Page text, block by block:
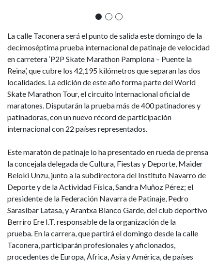
La calle Taconera será el punto de salida este domingo de la
decimoséptima prueba internacional de patinaje de velocidad
en carretera ‘P2P Skate Marathon Pamplona – Puente la
Reina’, que cubre los 42,195 kilómetros que separan las dos
localidades. La edición de este año forma parte del World
Skate Marathon Tour, el circuito internacional oficial de
maratones. Disputarán la prueba más de 400 patinadores y
patinadoras, con un nuevo récord de participación
internacional con 22 países representados.
Este maratón de patinaje lo ha presentado en rueda de prensa
la concejala delegada de Cultura, Fiestas y Deporte, Maider
Beloki Unzu, junto a la subdirectora del Instituto Navarro de
Deporte y de la Actividad Física, Sandra Muñoz Pérez; el
presidente de la Federación Navarra de Patinaje, Pedro
Sarasíbar Latasa, y Arantxa Blanco Garde, delclub deportivo
Berriro Ere I.T.responsable de la organización de la
prueba. En la carrera, que partirá el domingo desde la calle
Taconera, participarán profesionales y aficionados,
procedentes de Europa, África, Asia y América, de países